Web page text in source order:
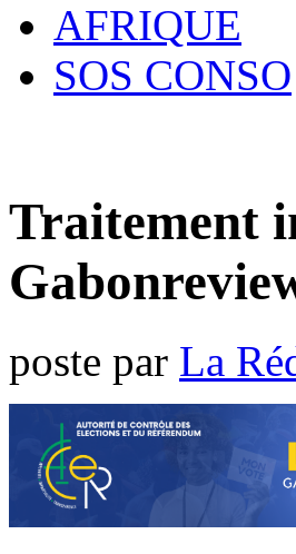
AFRIQUE
SOS CONSO
Traitement
poste par La